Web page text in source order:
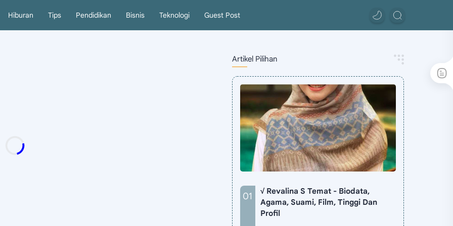
Hiburan Tips Pendidikan Bisnis Teknologi Guest Post
Artikel Pilihan
√ Revalina S Temat - Biodata,
Agama, Suami, Film, Tinggi Dan
Profil